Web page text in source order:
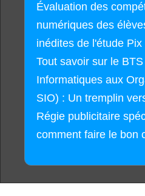
Évaluation des
numériques des
inédites de l'étude Pix
Tout savoir sur le
Informatiques aux
SIO) : Un tremplin
Régie publicitaire
comment faire le bon